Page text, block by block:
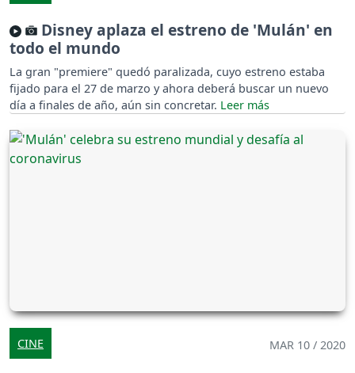
Disney aplaza el estreno de 'Mulán' en
todo el mundo
La gran "premiere" quedó paralizada, cuyo estreno estaba
fijado para el 27 de marzo y ahora deberá buscar un nuevo
día a finales de año, aún sin concretar.
CINE MAR 10 / 2020